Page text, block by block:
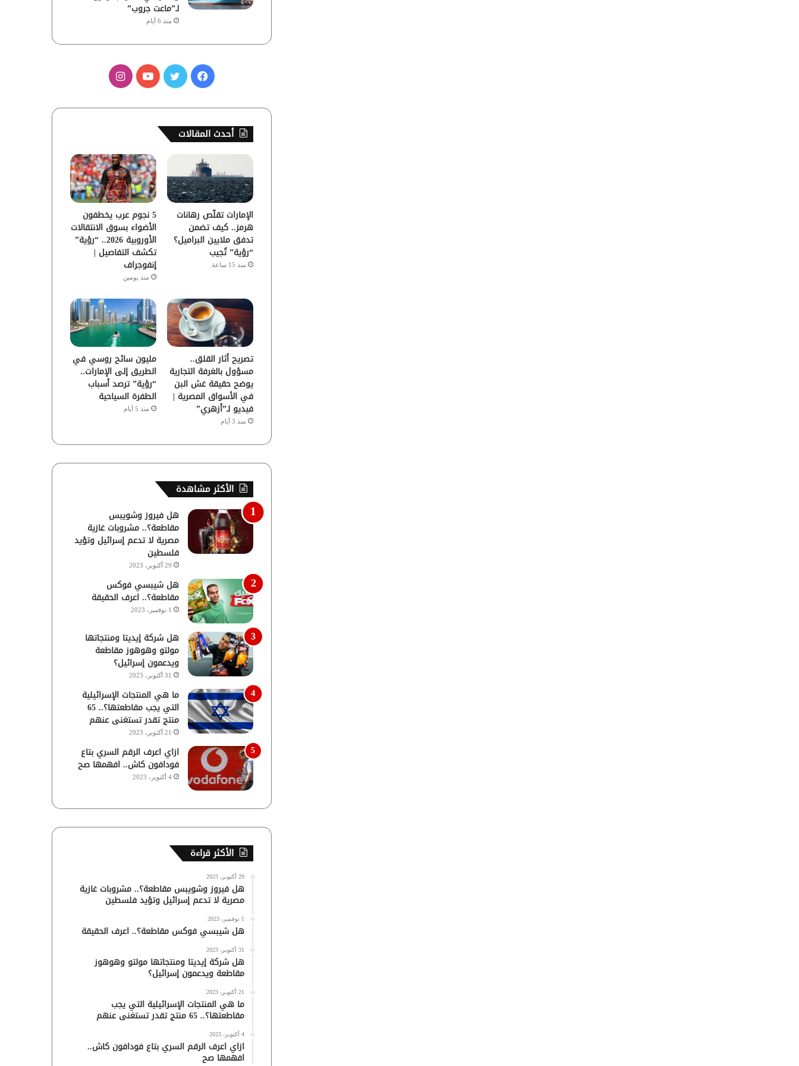
لـ”ماعت جروب”
منذ 6 أيام
ف
س
و
ك
ي
و
ب
ا
ق
ر
ا
م
أحدث المقالات
الإمارات تقلّص رهانات
هرمز.. كيف تضمن
تدفق ملايين البراميل؟
“رؤية” تُجيب
منذ 15 ساعة
5 نجوم عرب يخطفون
الأضواء بسوق الانتقالات
الأوروبية 2026.. “رؤية”
تكشف التفاصيل |
إنفوجراف
منذ يومين
تصريح أثار القلق..
مسؤول بالغرفة التجارية
يوضح حقيقة غش البن
في الأسواق المصرية |
فيديو لـ”أزهري”
منذ 3 أيام
مليون سائح روسي في
الطريق إلى الإمارات..
“رؤية” ترصد أسباب
الطفرة السياحية
منذ 5 أيام
الأكثر مشاهدة
هل فيروز وشويبس
مقاطعة؟.. مشروبات غازية
مصرية لا تدعم إسرائيل وتؤيد
فلسطين
29 أكتوبر، 2023
هل شيبسي فوكس
مقاطعة؟.. اعرف الحقيقة
1 نوفمبر، 2023
هل شركة إيديتا ومنتجاتها
مولتو وهوهوز مقاطعة
ويدعمون إسرائيل؟
31 أكتوبر، 2023
ما هي المنتجات الإسرائيلية
التي يجب مقاطعتها؟.. 65
منتج تقدر تستغنى عنهم
21 أكتوبر، 2023
ازاي اعرف الرقم السري بتاع
فودافون كاش.. افهمها صح
4 أكتوبر، 2023
الأكثر قراءة
29 أكتوبر، 2023
هل فيروز وشويبس مقاطعة؟.. مشروبات غازية
مصرية لا تدعم إسرائيل وتؤيد فلسطين
1 نوفمبر، 2023
هل شيبسي فوكس مقاطعة؟.. اعرف الحقيقة
31 أكتوبر، 2023
هل شركة إيديتا ومنتجاتها مولتو وهوهوز
مقاطعة ويدعمون إسرائيل؟
21 أكتوبر، 2023
ما هي المنتجات الإسرائيلية التي يجب
مقاطعتها؟.. 65 منتج تقدر تستغنى عنهم
4 أكتوبر، 2023
ازاي اعرف الرقم السري بتاع فودافون كاش..
افهمها صح